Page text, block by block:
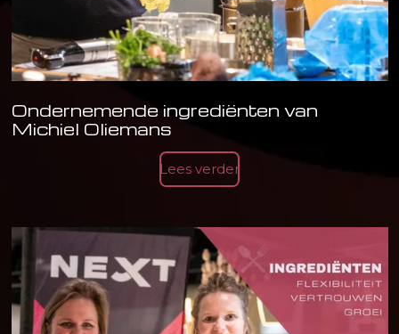
Ondernemende ingrediënten van
Michiel Oliemans
Lees verder